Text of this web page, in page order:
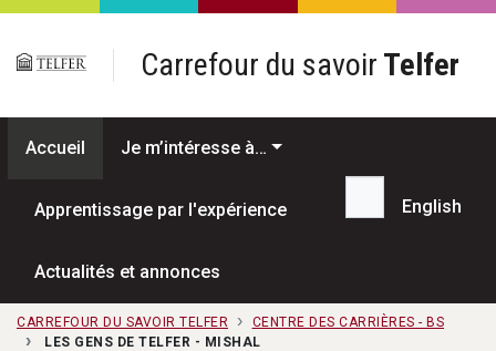
Passer au contenu principal
Carrefour du savoir Telfer
Accueil Je m’intéresse à…
Apprentissage par l'expérience
Actualités et annonces
Recherche...
English
CARREFOUR DU SAVOIR TELFER
CENTRE DES CARRIÈRES - BS
LES GENS DE TELFER - MISHAL